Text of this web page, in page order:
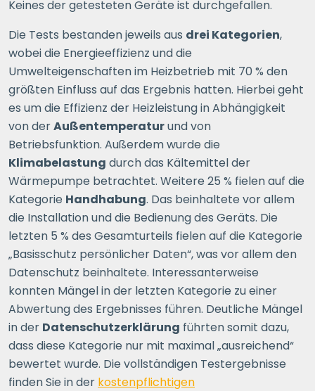
Keines der getesteten Geräte ist durchgefallen.
Die Tests bestanden jeweils aus drei Kategorien,
wobei die Energieeffizienz und die
Umwelteigenschaften im Heizbetrieb mit 70 % den
größten Einfluss auf das Ergebnis hatten. Hierbei geht
es um die Effizienz der Heizleistung in Abhängigkeit
von derAußentemperaturund von
Betriebsfunktion. Außerdem wurde die
Klimabelastung durch das Kältemittel der
Wärmepumpe betrachtet. Weitere 25 % fielen auf die
Kategorie Handhabung. Das beinhaltete vor allem
die Installation und die Bedienung des Geräts. Die
letzten 5 % des Gesamturteils fielen auf die Kategorie
„Basisschutz persönlicher Daten“, was vor allem den
Datenschutz beinhaltete. Interessanterweise
konnten Mängel in der letzten Kategorie zu einer
Abwertung des Ergebnisses führen. Deutliche Mängel
in der Datenschutzerklärung führten somit dazu,
dass diese Kategorie nur mit maximal „ausreichend“
bewertet wurde. Die vollständigen Testergebnisse
finden Sie in der kostenpflichtigen